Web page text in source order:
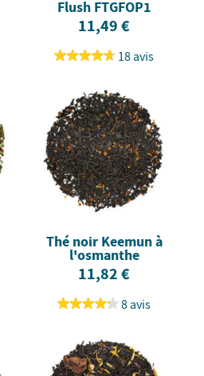
Flush FTGFOP1
11,49 €
18 avis
Thé noir Keemun à
l'osmanthe
11,82 €
8 avis